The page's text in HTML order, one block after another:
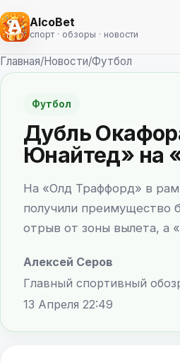
AlcoBet
спорт · обзоры · новости
Главная/Новости/Футбол
Футбол
Дубль
Юнайтед» на
На «Олд Траффорд» в
получили преимущество
отрыв от зоны вылета, а
Алексей Серов
Главный спортивный
13 Апреля 22:49